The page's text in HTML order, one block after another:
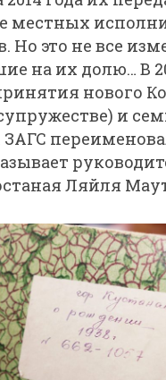
местных
Но это не все
на их долю… В
нового
и
Ляйля